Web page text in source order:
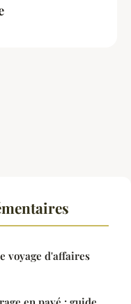
voyage d'affaires